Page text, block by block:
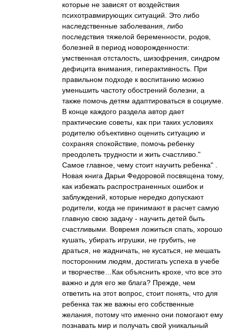
которые не зависят от воздействия
психотравмирующих ситуаций. Это либо
наследственные заболевания, либо
последствия тяжелой беременности, родов,
болезней в период новорожденности:
умственная отсталость, шизофрения, синдром
дефицита внимания, гиперактивность. При
правильном подходе к воспитанию можно
уменьшить частоту обострений болезни, а
также помочь детям адаптироваться в социуме.
В конце каждого раздела автор дает
практические советы, как при таких условиях
родителю объективно оценить ситуацию и
сохраняя спокойствие, помочь ребенку
преодолеть трудности и жить счастливо."
Самое главное, чему стоит научить ребенка" .
Новая книга Дарьи Федоровой посвящена тому,
как избежать распространенных ошибок и
заблуждений, которые нередко допускают
родители, когда не принимают в расчет самую
главную свою задачу - научить детей быть
счастливыми. Вовремя ложиться спать, хорошо
кушать, убирать игрушки, не грубить, не
драться, не жадничать, не кусаться, не мешать
посторонним людям, достигать успеха в учебе
и творчестве…Как объяснить крохе, что все это
важно и для его же блага? Прежде, чем
ответить на этот вопрос, стоит понять, что для
ребенка так же важны его собственные
желания, потому что именно они помогают ему
познавать мир и получать свой уникальный